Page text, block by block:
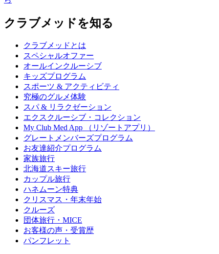
クラブメッドを知る
クラブメッドとは
スペシャルオファー
オールインクルーシブ
キッズプログラム
スポーツ & アクティビティ​
究極のグルメ体験
スパ & リラクゼーション
エクスクルーシブ・コレクション
My Club Med App （リゾートアプリ）
グレートメンバーズプログラム
お友達紹介プログラム
家族旅行
北海道スキー旅行
カップル旅行
ハネムーン特典
クリスマス・年末年始
クルーズ
団体旅行・MICE
お客様の声・受賞歴
パンフレット